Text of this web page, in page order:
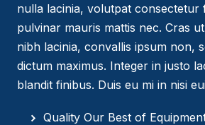
nulla lacinia, volutpat consectetur
pulvinar mauris mattis nec. Cras
nibh lacinia, convallis ipsum non,
dictum maximus. Integer in justo
blandit finibus. Duis eu mi in nisi
Quality Our Best of